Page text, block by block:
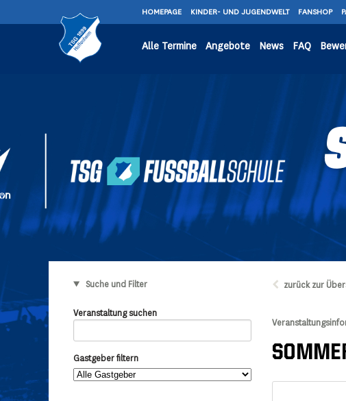
HOMEPAGE KINDER- UND JUGENDWELT FANSHOP
Alle Termine Angebote News FAQ
Suche und Filter
Veranstaltung suchen
Gastgeber filtern
zurück zur